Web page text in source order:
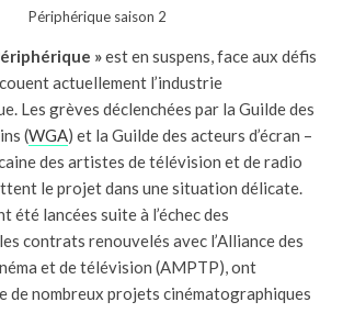
Périphérique saison 2
»est en suspens, face aux défis
actuellement l’industrie
Les grèves déclenchées par la Guilde des
(WGA) et la Guilde des acteurs d’écran –
des artistes de télévision et de radio
le projet dans une situation délicate.
été lancées suite à l’échec des
contrats renouvelés avec l’Alliance des
et de télévision (AMPTP), ont
de nombreux projets cinématographiques